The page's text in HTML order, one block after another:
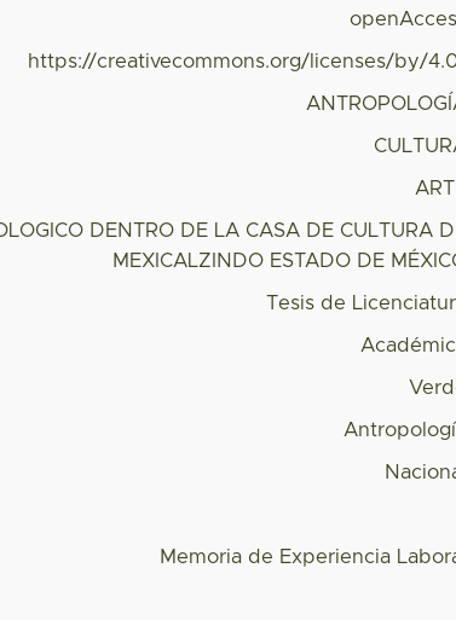
https://creativecommons.org/licenses/by/
DENTRO DE LA CASA DE CULTURA
MEXICALZINDO ESTADO DE
Tesis de
Memoria de Experiencia